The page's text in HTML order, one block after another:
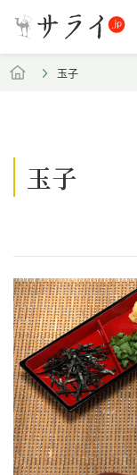
玉子
玉子